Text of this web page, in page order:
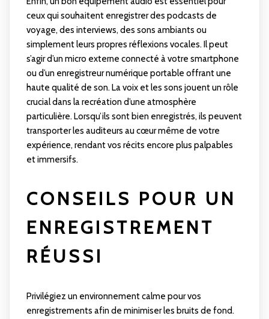
ceux qui souhaitent enregistrer des podcasts de
voyage, des interviews, des sons ambiants ou
simplement leurs propres réflexions vocales. Il peut
s’agir d’un micro externe connecté à votre smartphone
ou d’un enregistreur numérique portable offrant une
haute qualité de son. La voix et les sons jouent un rôle
crucial dans la recréation d’une atmosphère
particulière. Lorsqu’ils sont bien enregistrés, ils peuvent
transporter les auditeurs au cœur même de votre
expérience, rendant vos récits encore plus palpables
et immersifs.
CONSEILS POUR UN
ENREGISTREMENT
RÉUSSI
Privilégiez un environnement calme pour vos
enregistrements afin de minimiser les bruits de fond.